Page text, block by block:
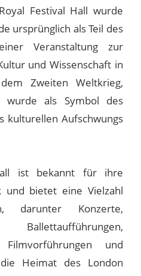
Festival Hall wurde
ursprünglich als Teil des
Veranstaltung zur
und Wissenschaft in
Zweiten Weltkrieg,
wurde als Symbol des
kulturellen Aufschwungs
ist bekannt für ihre
und bietet eine Vielzahl
darunter Konzerte,
Ballettaufführungen,
Filmvorführungen und
Heimat des London